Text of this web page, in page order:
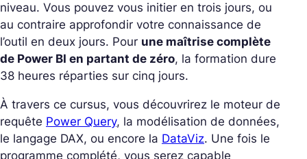
niveau. Vous pouvez vous initier en trois jours, ou
au contraire approfondir votre connaissance de
l’outil en deux jours. Pour une maîtrise complète
de Power BI en partant de zéro, la formation dure
38 heures réparties sur cinq jours.
À travers ce cursus, vous découvrirez le moteur de
requête Power Query, la modélisation de données,
le langage DAX, ou encore la DataViz. Une fois le
programme complété, vous serez capable